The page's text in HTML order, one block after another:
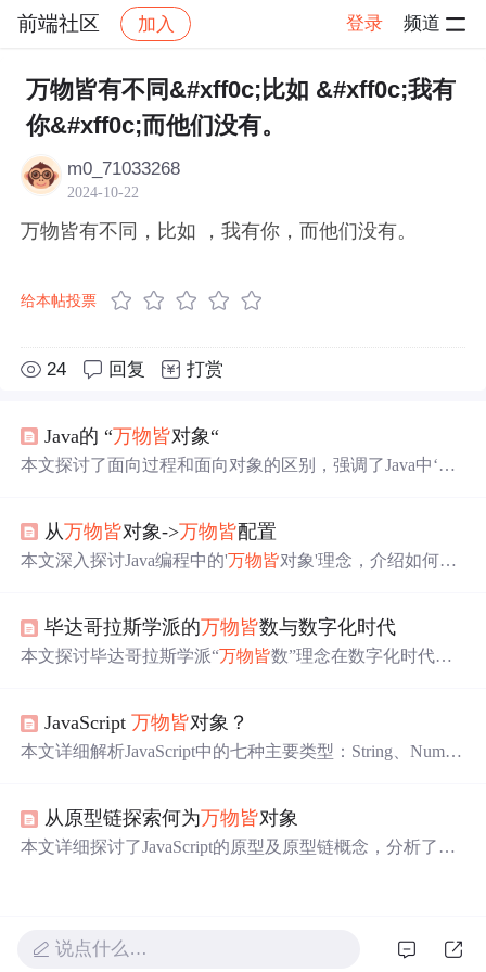
前端社区 加入 登录 频道
社区 前端社区 感慨 帖子详情
万物皆有不同&#xff0c;比如 &#xff0c;我有
你&#xff0c;而他们没有。
m0_71033268
2024-10-22
万物皆有不同，比如 ，我有你，而他们没有。
给本帖投票
24 回复 打赏
Java的 “万物皆对象“
本文探讨了面向过程和面向对象的区别，强调了Java中‘万
使用和static修饰的原理。此外，还讨论了包（import）在Ja
va编程中的作用。
从万物皆对象->万物皆配置
本文深入探讨Java编程中的'万物皆对象'理念，介绍如何利
毕达哥拉斯学派的万物皆数与数字化时代
本文探讨毕达哥拉斯学派“万物皆数”理念在数字化时代的
在计算机科学、人工智能和金融工程等领域的应用，还通
过案例研究展示技术应用及挑战解决方案。
JavaScript万物皆对象？
本文详细解析JavaScript中的七种主要类型：String、Numbe
解。从原型链探索何为万物皆对象
本文详细探讨了JavaScript的原型及原型链概念，分析了Obj
说点什么…